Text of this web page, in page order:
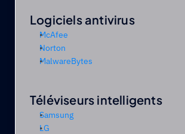
Logiciels antivirus
McAfee
Norton
MalwareBytes
Téléviseurs intelligents
Samsung
LG